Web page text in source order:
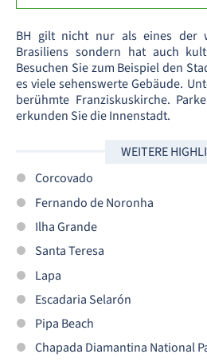
BH gilt nicht nur als eines der
Brasiliens sondern hat auch
Besuchen Sie zum Beispiel den
es viele sehenswerte Gebäude.
berühmte Franziskuskirche.
erkunden Sie die Innenstadt.
WEITERE
Corcovado
Fernando de Noronha
Ilha Grande
Santa Teresa
Lapa
Escadaria Selarón
Pipa Beach
Chapada Diamantina National